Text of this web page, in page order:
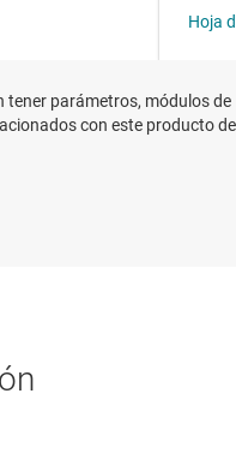
tener parámetros, módulos de
con este producto de